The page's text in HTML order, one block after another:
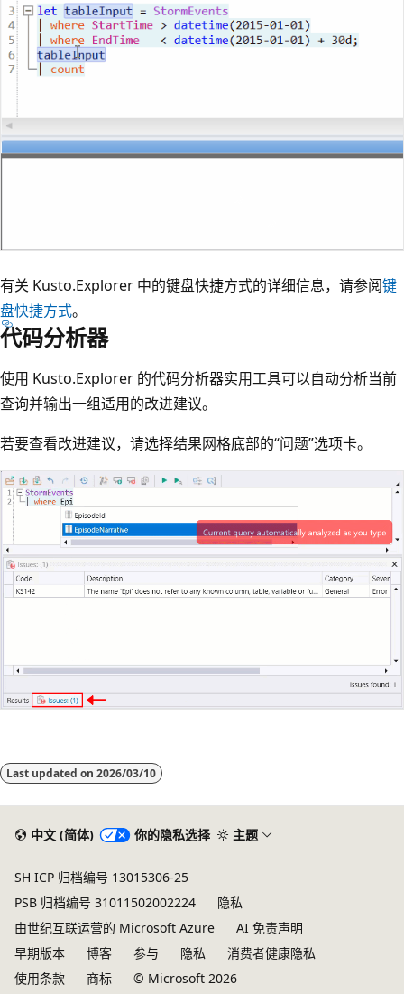
有关 Kusto.Explorer 中的键盘快捷方式的详细信息，请参阅键
盘快捷方式。
代码分析器
使用 Kusto.Explorer 的代码分析器实用工具可以自动分析当前
查询并输出一组适用的改进建议。
若要查看改进建议，请选择结果网格底部的“问题”选项卡。
模
式
Last updated on 2026/03/10
中文 (简体) 你的隐私选择 主题
SH ICP 归档编号 13015306-25
PSB 归档编号 31011502002224
隐私
由世纪互联运营的 Microsoft Azure
AI 免责声明
早期版本
博客 参与 隐私
消费者健康隐私
使用条款
商标 © Microsoft 2026